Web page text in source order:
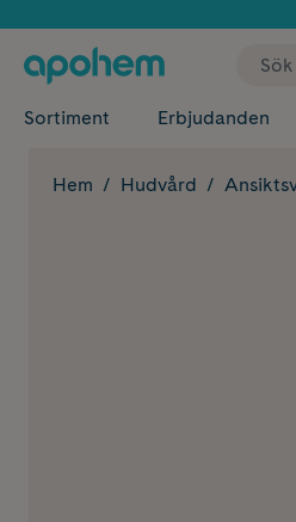
Sortiment Erbjudanden
Hem Hudvård